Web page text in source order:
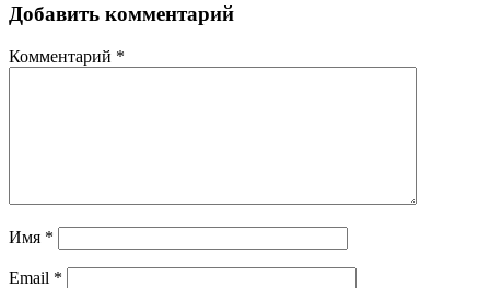
Добавить комментарий
Комментарий *
Имя *
Email *